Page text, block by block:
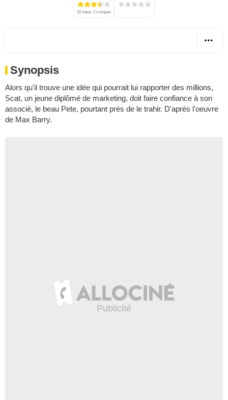
52 notes, 2 critiques
Synopsis
Alors qu'il trouve une idée qui pourrait lui rapporter des millions,
Scat, un jeune diplômé de marketing, doit faire confiance à son
associé, le beau Pete, pourtant près de le trahir. D'après l'oeuvre
de Max Barry.